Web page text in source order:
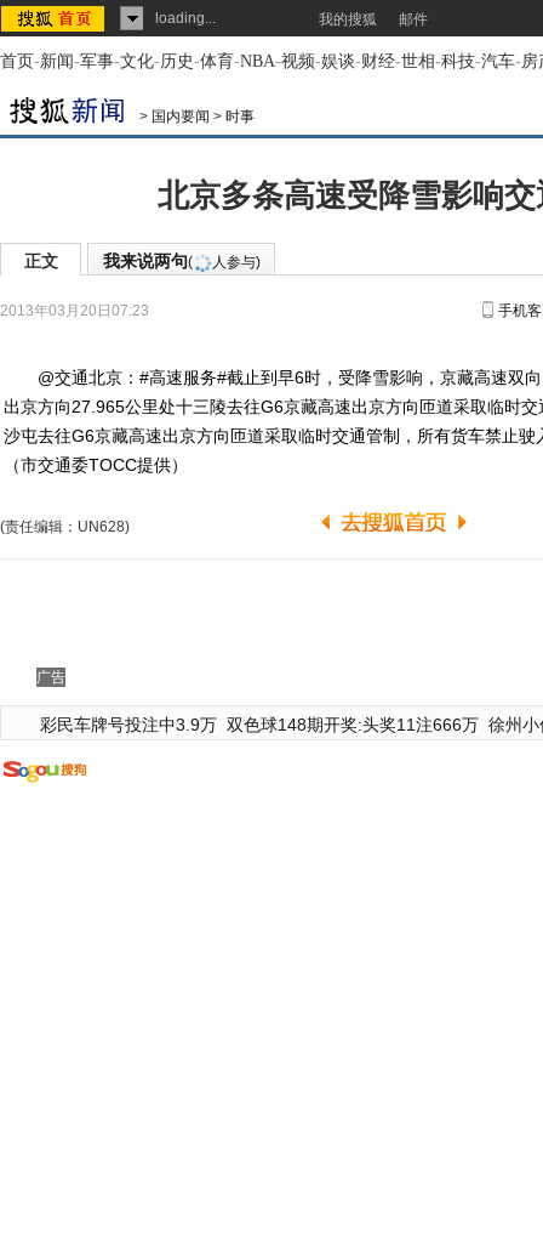
loading... 我的搜狐 邮件
首页-新闻-军事-文化-历史-体育-NBA-视频-娱谈-财经-世相-科技-汽车-房
> 国内要闻 > 时事
北京多条高速受降雪影响
正文 我来说两句( 人参与)
2013年03月20日07:23 手机
@交通北京：#高速服务#截止到早6时，受降雪影响，京藏高速双向
出京方向27.965公里处十三陵去往G6京藏高速出京方向匝道采取临时
沙屯去往G6京藏高速出京方向匝道采取临时交通管制，所有货车禁止
（市交通委TOCC提供）
(责任编辑：UN628)
广告
彩民车牌号投注中3.9万 双色球148期开奖:头奖11注666万 徐州